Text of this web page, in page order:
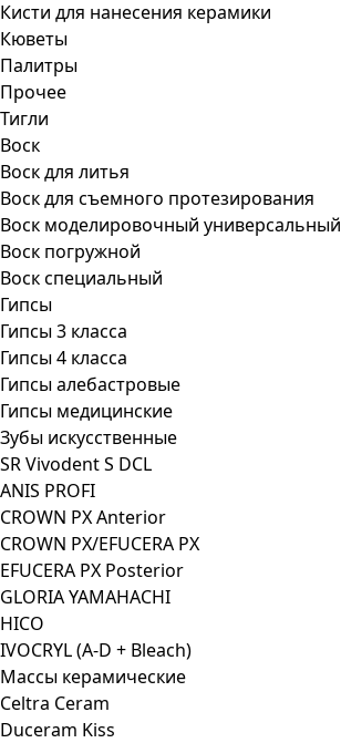
Кисти для нанесения керамики
Кюветы
Палитры
Прочее
Тигли
Воск
Воск для литья
Воск для съемного протезирования
Воск моделировочный универсальный
Воск погружной
Воск специальный
Гипсы
Гипсы 3 класса
Гипсы 4 класса
Гипсы алебастровые
Гипсы медицинские
Зубы искусственные
SR Vivodent S DCL
ANIS PROFI
CROWN PX Anterior
CROWN PX/EFUCERA PX
EFUCERA PX Posterior
GLORIA YAMAHACHI
HICO
IVOCRYL (A-D + Bleach)
Массы керамические
Celtra Ceram
Duceram Kiss